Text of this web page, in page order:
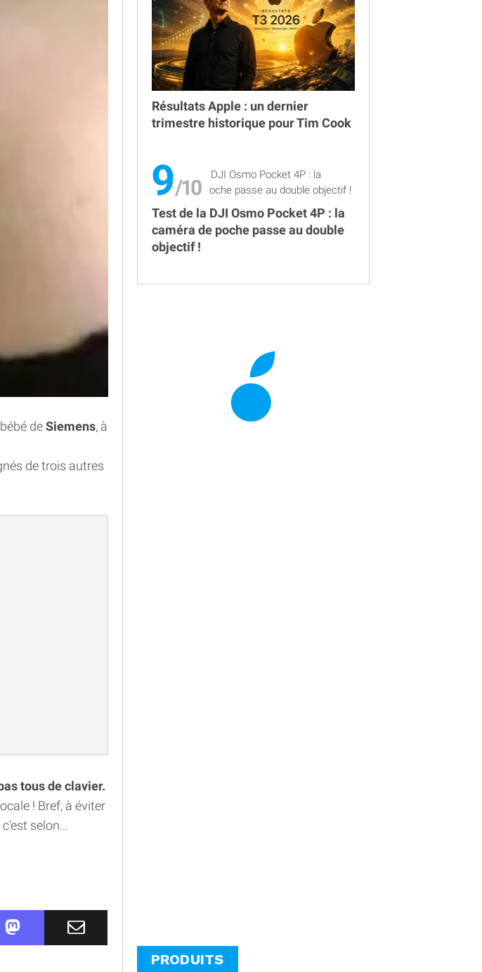
deSiemens, à
de trois autres
tous de clavier.
! Bref, à éviter
selon...
Résultats Apple : un dernier
trimestre historique pour Tim Cook
9
Test de la DJI Osmo Pocket 4P : la
caméra de poche passe au double
objectif !
PRODUITS